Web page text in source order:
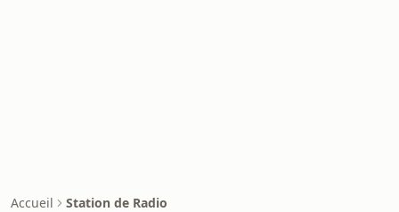
Accueil Station de Radio